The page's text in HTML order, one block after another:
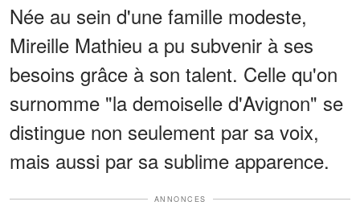
Née au sein d'une famille modeste,
Mireille Mathieu a pu subvenir à ses
besoins grâce à son talent. Celle qu'on
surnomme "la demoiselle d'Avignon" se
distingue non seulement par sa voix,
mais aussi par sa sublime apparence.
ANNONCES